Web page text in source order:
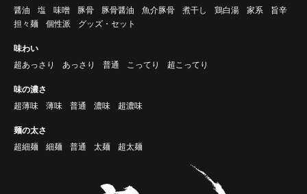
醤油
塩 味噌 豚骨 豚骨醤油 魚介豚骨 煮干し 鶏白湯 家系
旨辛
担々麺
個性派 グッズ・セット
味わい
超あっさり
あっさり 普通 こってり 超こってり
味の濃さ
超薄味
薄味 普通 濃味 超濃味
麺の太さ
超細麺
細麺 普通 太麺 超太麺